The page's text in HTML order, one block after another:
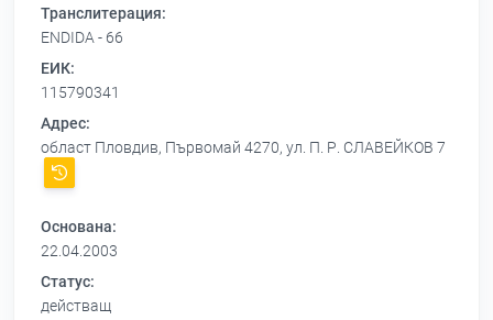
Транслитерация:
ENDIDA - 66
ЕИК:
115790341
Адрес:
област Пловдив, Първомай 4270, ул. П. Р. СЛАВЕЙКОВ 7
Основана:
22.04.2003
Статус:
действащ